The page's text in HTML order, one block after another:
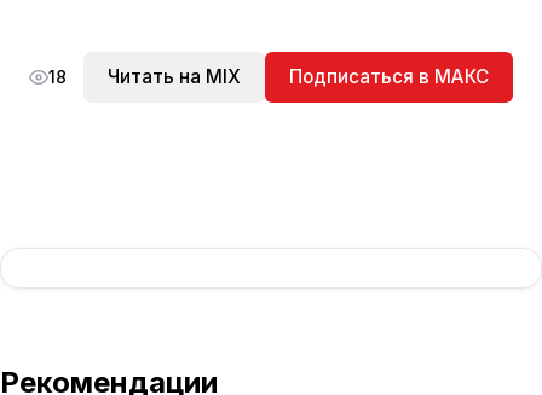
18 Читать на MIX Подписаться в МАКС
Рекомендации